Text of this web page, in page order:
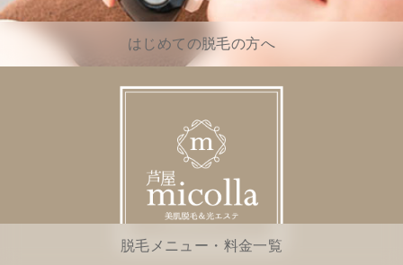
はじめての脱毛の方へ
脱毛メニュー・料金一覧